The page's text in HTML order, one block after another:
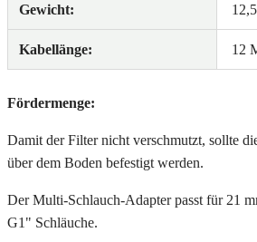
Gewicht:
Kabellänge: 12
Fördermenge:
Damit der Filter nicht verschmutzt, sollte
über dem Boden befestigt werden.
Der Multi-Schlauch-Adapter passt für 21
G1" Schläuche.